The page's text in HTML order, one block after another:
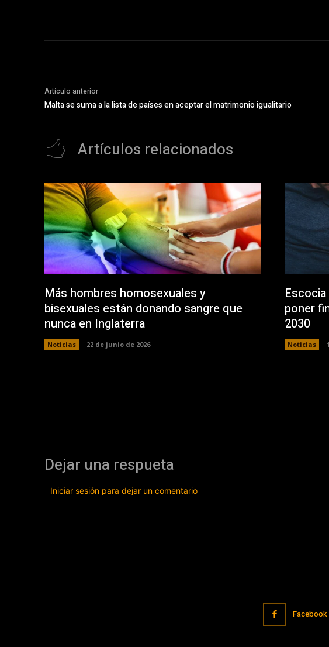
Artículo anterior
Malta se suma a la lista de países en aceptar el matrimonio igualitario
Artículos relacionados
Más hombres homosexuales y
bisexuales están donando sangre que
nunca en Inglaterra
Noticias 22 de junio de 2026
poner
2030
Noticias
Dejar una respueta
Iniciar sesión para dejar un comentario
Facebook